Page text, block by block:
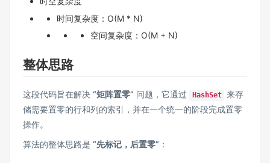
时间复杂度：O(M * N)
空间复杂度：O(M + N)
整体思路
这段代码旨在解决 “矩阵置零” 问题，它通过 HashSet 来存
储需要置零的行和列的索引，并在一个统一的阶段完成置零
操作。
算法的整体思路是 “先标记，后置零” ：